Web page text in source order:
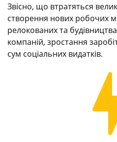
Звісно, що втратяться
створення нових робочих
релокованих та
компаній, зростання
сум соціальних видатків.